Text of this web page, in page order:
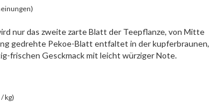
nur das zweite zarte Blatt der Teepflanze, von Mitte
gedrehte Pekoe-Blatt entfaltet in der kupferbraunen,
frischen Gesckmack mit leicht würziger Note.
kg)